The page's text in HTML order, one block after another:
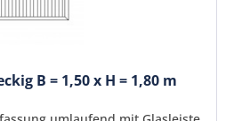
B = 1,50 x H = 1,80 m